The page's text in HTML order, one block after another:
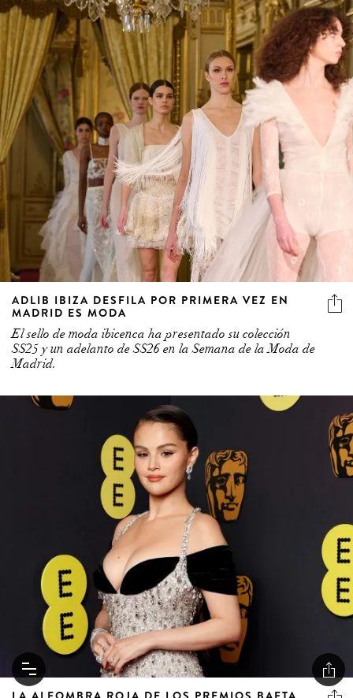
ADLIB IBIZA DESFILA POR PRIMERA VEZ EN
MADRID ES MODA
El sello de moda ibicenca ha presentado su colección
SS25 y un adelanto de SS26 en la Semana de la Moda de
Madrid.